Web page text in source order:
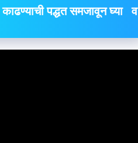
काढण्याची पद्धत समजावून घ्या व